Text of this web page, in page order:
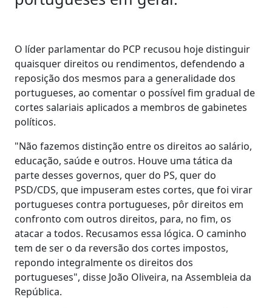
O líder parlamentar do PCP recusou hoje distinguir
quaisquer direitos ou rendimentos, defendendo a
reposição dos mesmos para a generalidade dos
portugueses, ao comentar o possível fim gradual de
cortes salariais aplicados a membros de gabinetes
políticos.
"Não fazemos distinção entre os direitos ao salário,
educação, saúde e outros. Houve uma tática da
parte desses governos, quer do PS, quer do
PSD/CDS, que impuseram estes cortes, que foi virar
portugueses contra portugueses, pôr direitos em
confronto com outros direitos, para, no fim, os
atacar a todos. Recusamos essa lógica. O caminho
tem de ser o da reversão dos cortes impostos,
repondo integralmente os direitos dos
portugueses", disse João Oliveira, na Assembleia da
República.